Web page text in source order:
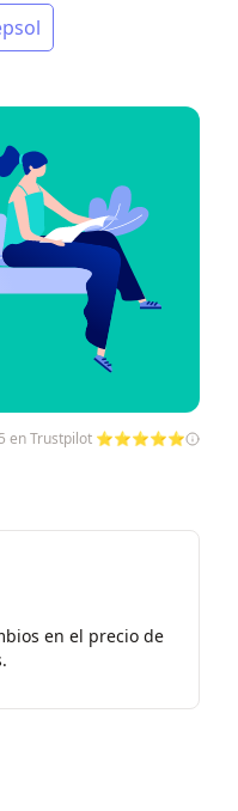
5 en Trustpilot ⭐⭐⭐⭐⭐
en el precio de